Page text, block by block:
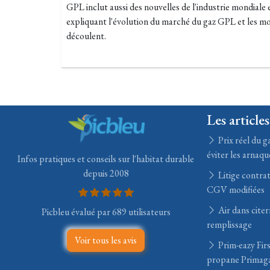
GPL inclut aussi des nouvelles de l'industrie
expliquant l'évolution du marché du gaz GPL et les
découlent.
Infos pratiques et conseils sur l'habitat durable
depuis 2008
Picbleu évalué par 689 utilisateurs
Voir tous les avis
Les
Prix réel du
éviter les
Litige contrat
CGV modifiées
Air dans
remplissage
Prim-eazy
propane